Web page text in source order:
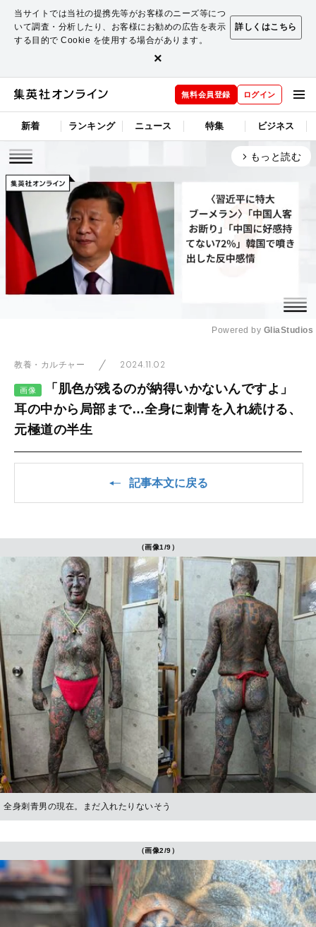
当サイトでは当社の提携先等がお客様のニーズ等につ
いて調査・分析したり、お客様にお勧めの広告を表示
する目的で Cookie を使用する場合があります。
詳しくはこちら
×
無料会員登録 ログイン
新着 ランキング ニュース 特集 ビジネス
arrow_forward_ios もっと読む
Powered by GliaStudios
教養・カルチャー 2024.11.02
画像
「肌色が残るのが納得いかないんですよ」
耳の中から局部まで…全身に刺青を入れ続ける、
元極道の半生
記事本文に戻る
（画像1/9）
全身刺青男の現在。まだ入れたりないそう
（画像2/9）